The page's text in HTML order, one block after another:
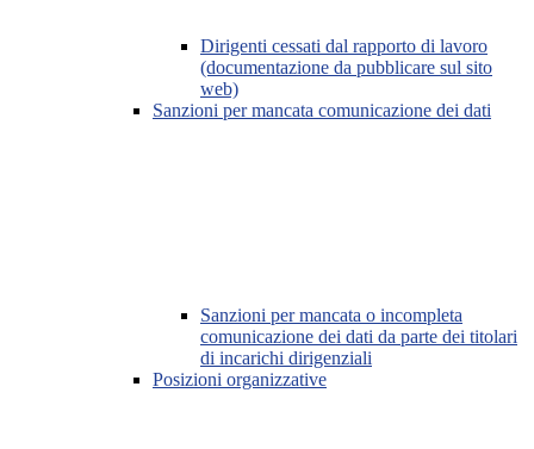
Dirigenti cessati dal rapporto di lavoro
(documentazione da pubblicare sul sito
web)
Sanzioni per mancata comunicazione dei dati
Sanzioni per mancata o incompleta
comunicazione dei dati da parte dei titolari
di incarichi dirigenziali
Posizioni organizzative